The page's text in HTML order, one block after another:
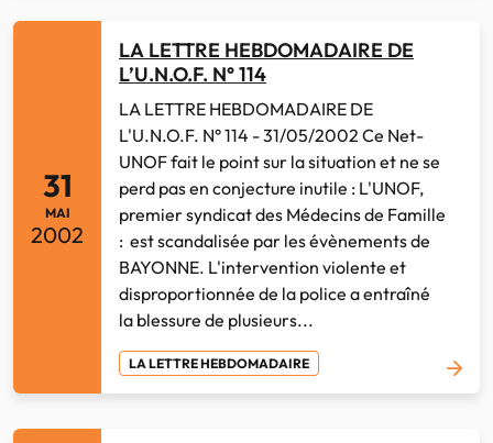
31
MAI
2002
LA LETTRE HEBDOMADAIRE DE
L’U.N.O.F. N° 114
LA LETTRE HEBDOMADAIRE DE
L'U.N.O.F. N° 114 - 31/05/2002 Ce Net-
UNOF fait le point sur la situation et ne se
perd pas en conjecture inutile : L'UNOF,
premier syndicat des Médecins de Famille
: est scandalisée par les évènements de
BAYONNE. L'intervention violente et
disproportionnée de la police a entraîné
la blessure de plusieurs...
LA LETTRE HEBDOMADAIRE